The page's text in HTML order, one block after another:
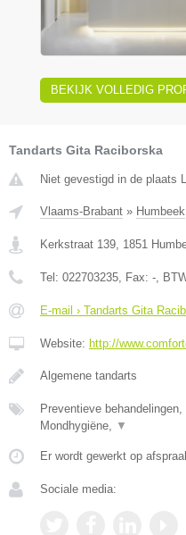
BEKIJK VOLLEDIG
Tandarts Gita Raciborska
Niet gevestigd in de plaats
Vlaams-Brabant » Humbeek
Kerkstraat 139 1851
Tel: 022703235 , Fax: - ,
E-mail › Tandarts Gita
Website: http://
Algemene tandarts
Preventieve
Mondhygiëne,
▼
Er wordt gewerkt op
Sociale media: